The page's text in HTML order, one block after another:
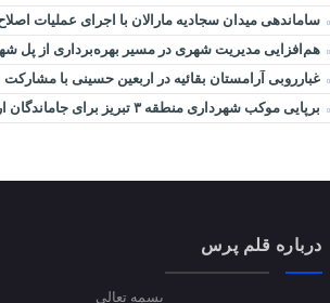
ساماندهی میدان سجادیه مارالان با اجرای عملیات
هم‌افزایی مدیریت شهری در مسیر بهره‌برداری از پل
غبارروبی آرامستان بقائیه در اربعین حسینی با
برپایی موکب شهرداری منطقه ۳ تبریز برای جاماندگان اربعین در میدان امام حسین (ع) لاله
درباره قلم پرس
بسمه تعالی